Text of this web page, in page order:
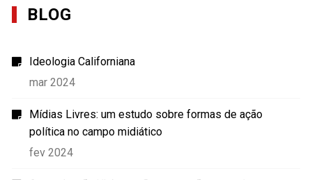
BLOG
Ideologia Californiana
mar 2024
Mídias Livres: um estudo sobre formas de ação
política no campo midiático
fev 2024